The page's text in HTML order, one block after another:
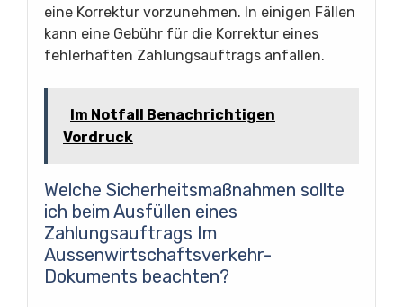
eine Korrektur vorzunehmen. In einigen Fällen
kann eine Gebühr für die Korrektur eines
fehlerhaften Zahlungsauftrags anfallen.
Im Notfall Benachrichtigen
Vordruck
Welche Sicherheitsmaßnahmen sollte
ich beim Ausfüllen eines
Zahlungsauftrags Im
Aussenwirtschaftsverkehr-
Dokuments beachten?